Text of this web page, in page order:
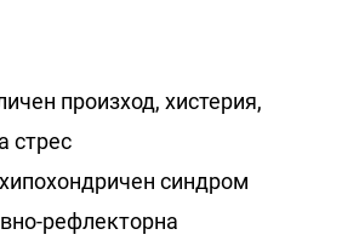
произход, хистерия,
стрес
синдром
рефлекторна